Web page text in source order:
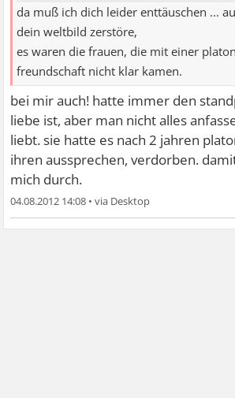
da muß ich dich leider enttäuschen ...
dein weltbild zerstöre,
es waren die frauen, die mit einer
freundschaft nicht klar kamen.
bei mir auch! hatte immer den
liebe ist, aber man nicht alles
liebt. sie hatte es nach 2 jahren
ihren aussprechen, verdorben.
mich durch.
04.08.2012 14:08 •